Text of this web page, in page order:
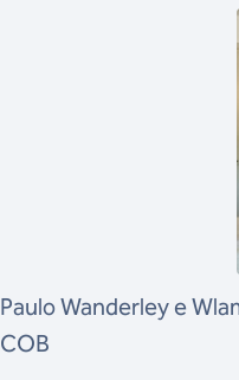
Paulo Wanderley e
COB